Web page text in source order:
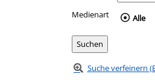
Medienart Alle
Suche verfeinern